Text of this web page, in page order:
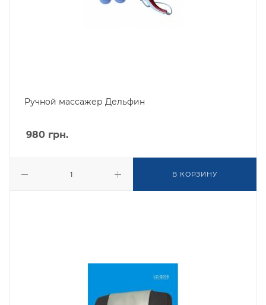
Ручной массажер Дельфин
980 грн.
В КОРЗИНУ